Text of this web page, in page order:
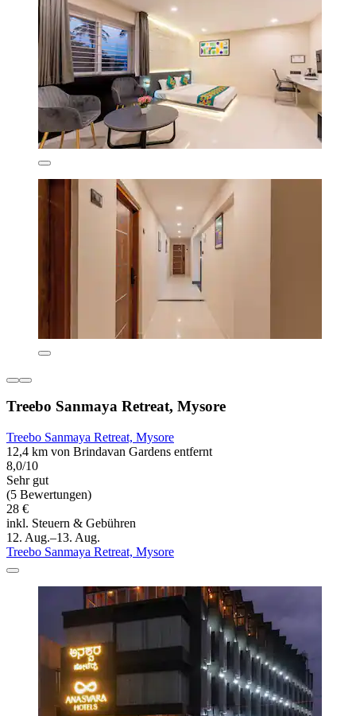
Treebo Sanmaya Retreat, Mysore
Treebo Sanmaya Retreat, Mysore
12,4 km von Brindavan Gardens entfernt
8,0/10
Sehr gut
(5 Bewertungen)
28 €
inkl. Steuern & Gebühren
12. Aug.–13. Aug.
Treebo Sanmaya Retreat, Mysore